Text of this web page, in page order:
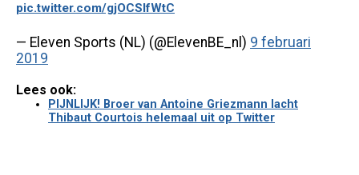
pic.twitter.com/gjOCSlfWtC
— Eleven Sports (NL) (@ElevenBE_nl) 9 februari
2019
Lees ook:
PIJNLIJK! Broer van Antoine Griezmann lacht
Thibaut Courtois helemaal uit op Twitter